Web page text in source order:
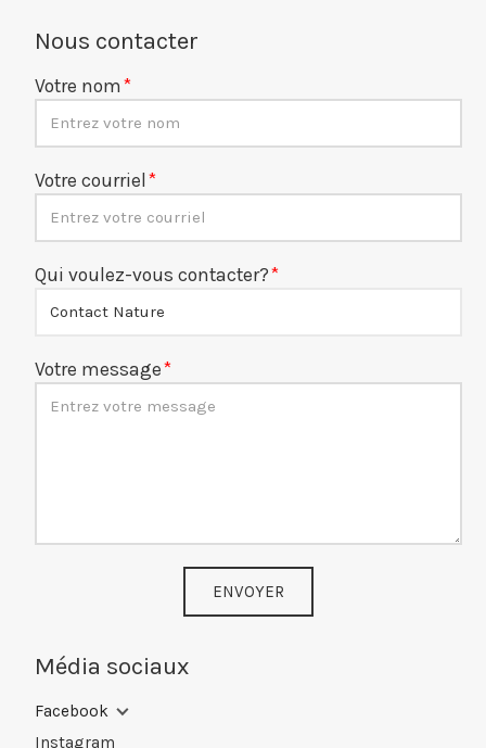
Nous contacter
Votre nom
Votre courriel
Qui voulez-vous contacter?
Votre message
ENVOYER
Média sociaux
Facebook
Instagram